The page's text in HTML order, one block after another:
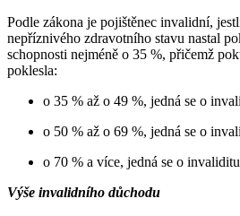
Podle zákona je pojištěnec invalidní,
nepříznivého zdravotního stavu nastal
schopnosti nejméně o 35 %, přičemž
poklesla:
o 35 % až o 49 %, jedná se o
o 50 % až o 69 %, jedná se o
o 70 % a více, jedná se o
Výše invalidního důchodu